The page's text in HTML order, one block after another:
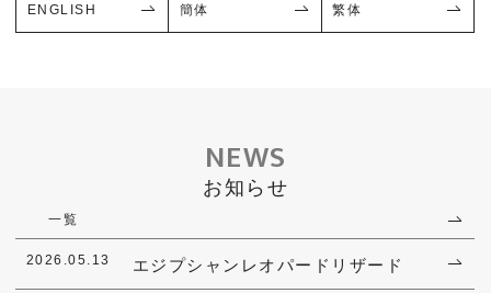
ENGLISH 簡体 繁体
NEWS
お知らせ
一覧
2026.05.13 エジプシャンレオパードリザード